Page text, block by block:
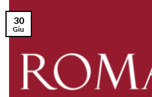
30
Giu